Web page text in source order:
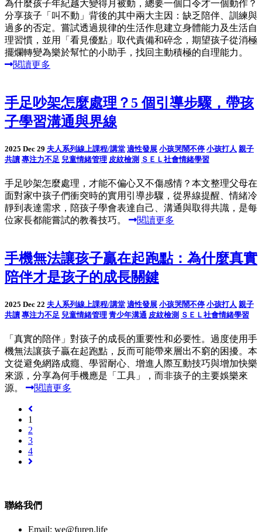
為什麼孩子年紀越大變得月被動，總要一個口令才一個動作？
分享孩子「叫不動」背後的其中兩大主因：缺乏陪伴、訓練與
過多的否定。嘗試透過規律的生活作息建立身體能力及生活自
理習慣，並用「看見優點」取代責備和碎念，期望孩子從消極
擺爛轉變為樂於幫忙的小助手，找回主動積極的自理能力。
閱讀更多
手足吵架怎麼處理？5 個引導步驟，帶孩
子學習溝通與界線
2025 Dec 29 夫人系列線上課程/講堂 適性發展 小孩哭鬧不停 小孩打人 親子
共讀 專注力不足 兒童情緒管理 皮紋檢測 ＳＥＬ社會情緒學習
手足吵架怎麼處理，才能不偏心又不傷感情？本文整理父母在
面對家中孩子們衝突時的實用引導步驟，從界線提醒、情緒冷
靜到表達需求，陪孩子學會表達自己、溝通與取得共識，是每
位家長都能嘗試的教養技巧。
閱讀更多
手機無法讓孩子贏在起跑點：為什麼真實
陪伴才是孩子的成長關鍵
2025 Dec 22 夫人系列線上課程/講堂 適性發展 小孩哭鬧不停 小孩打人 親子
共讀 專注力不足 兒童情緒管理 青少年溝通 皮紋檢測 ＳＥＬ社會情緒學習
「真實的陪伴」對孩子的成長的重要性和必要性。過度使用手
機無法讓孩子贏在起跑點，反而可能帶來層出不窮的困擾。本
文從避免網路成癮、學習耐心、增進人際互動技巧與增加快樂
來源，分享為何手機應是「工具」，而非孩子的主要娛樂來
源。
閱讀更多
1
2
3
4
聯絡我們
Email: we@furen.life